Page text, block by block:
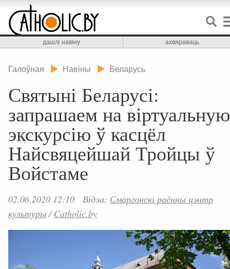
дашлі навіну ахвяраваць
Галоўная Навіны Беларусь
Святыні Беларусі:
запрашаем на віртуальную
экскурсію ў касцёл
Найсвяцейшай Тройцы ў
Войстаме
02.06.2020 12:10 Відэа: Смаргонскі раённы цэнтр
культуры/Catholic.by